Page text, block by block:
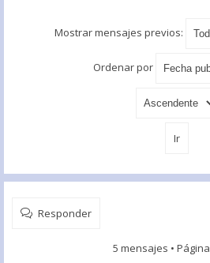
Mostrar mensajes previos:
Ordenar por
Responder
5 mensajes • Página